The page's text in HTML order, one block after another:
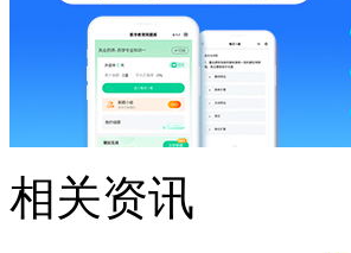
相关资讯